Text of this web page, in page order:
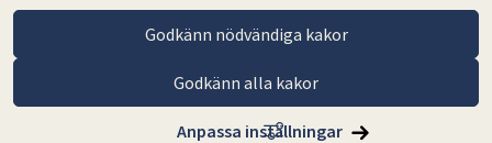
Godkänn nödvändiga kakor
Godkänn alla kakor
Anpassa inställningar
Vara Bostäder AB
Lediga lägenheter
Seniorlägenhet och trygghetsboende